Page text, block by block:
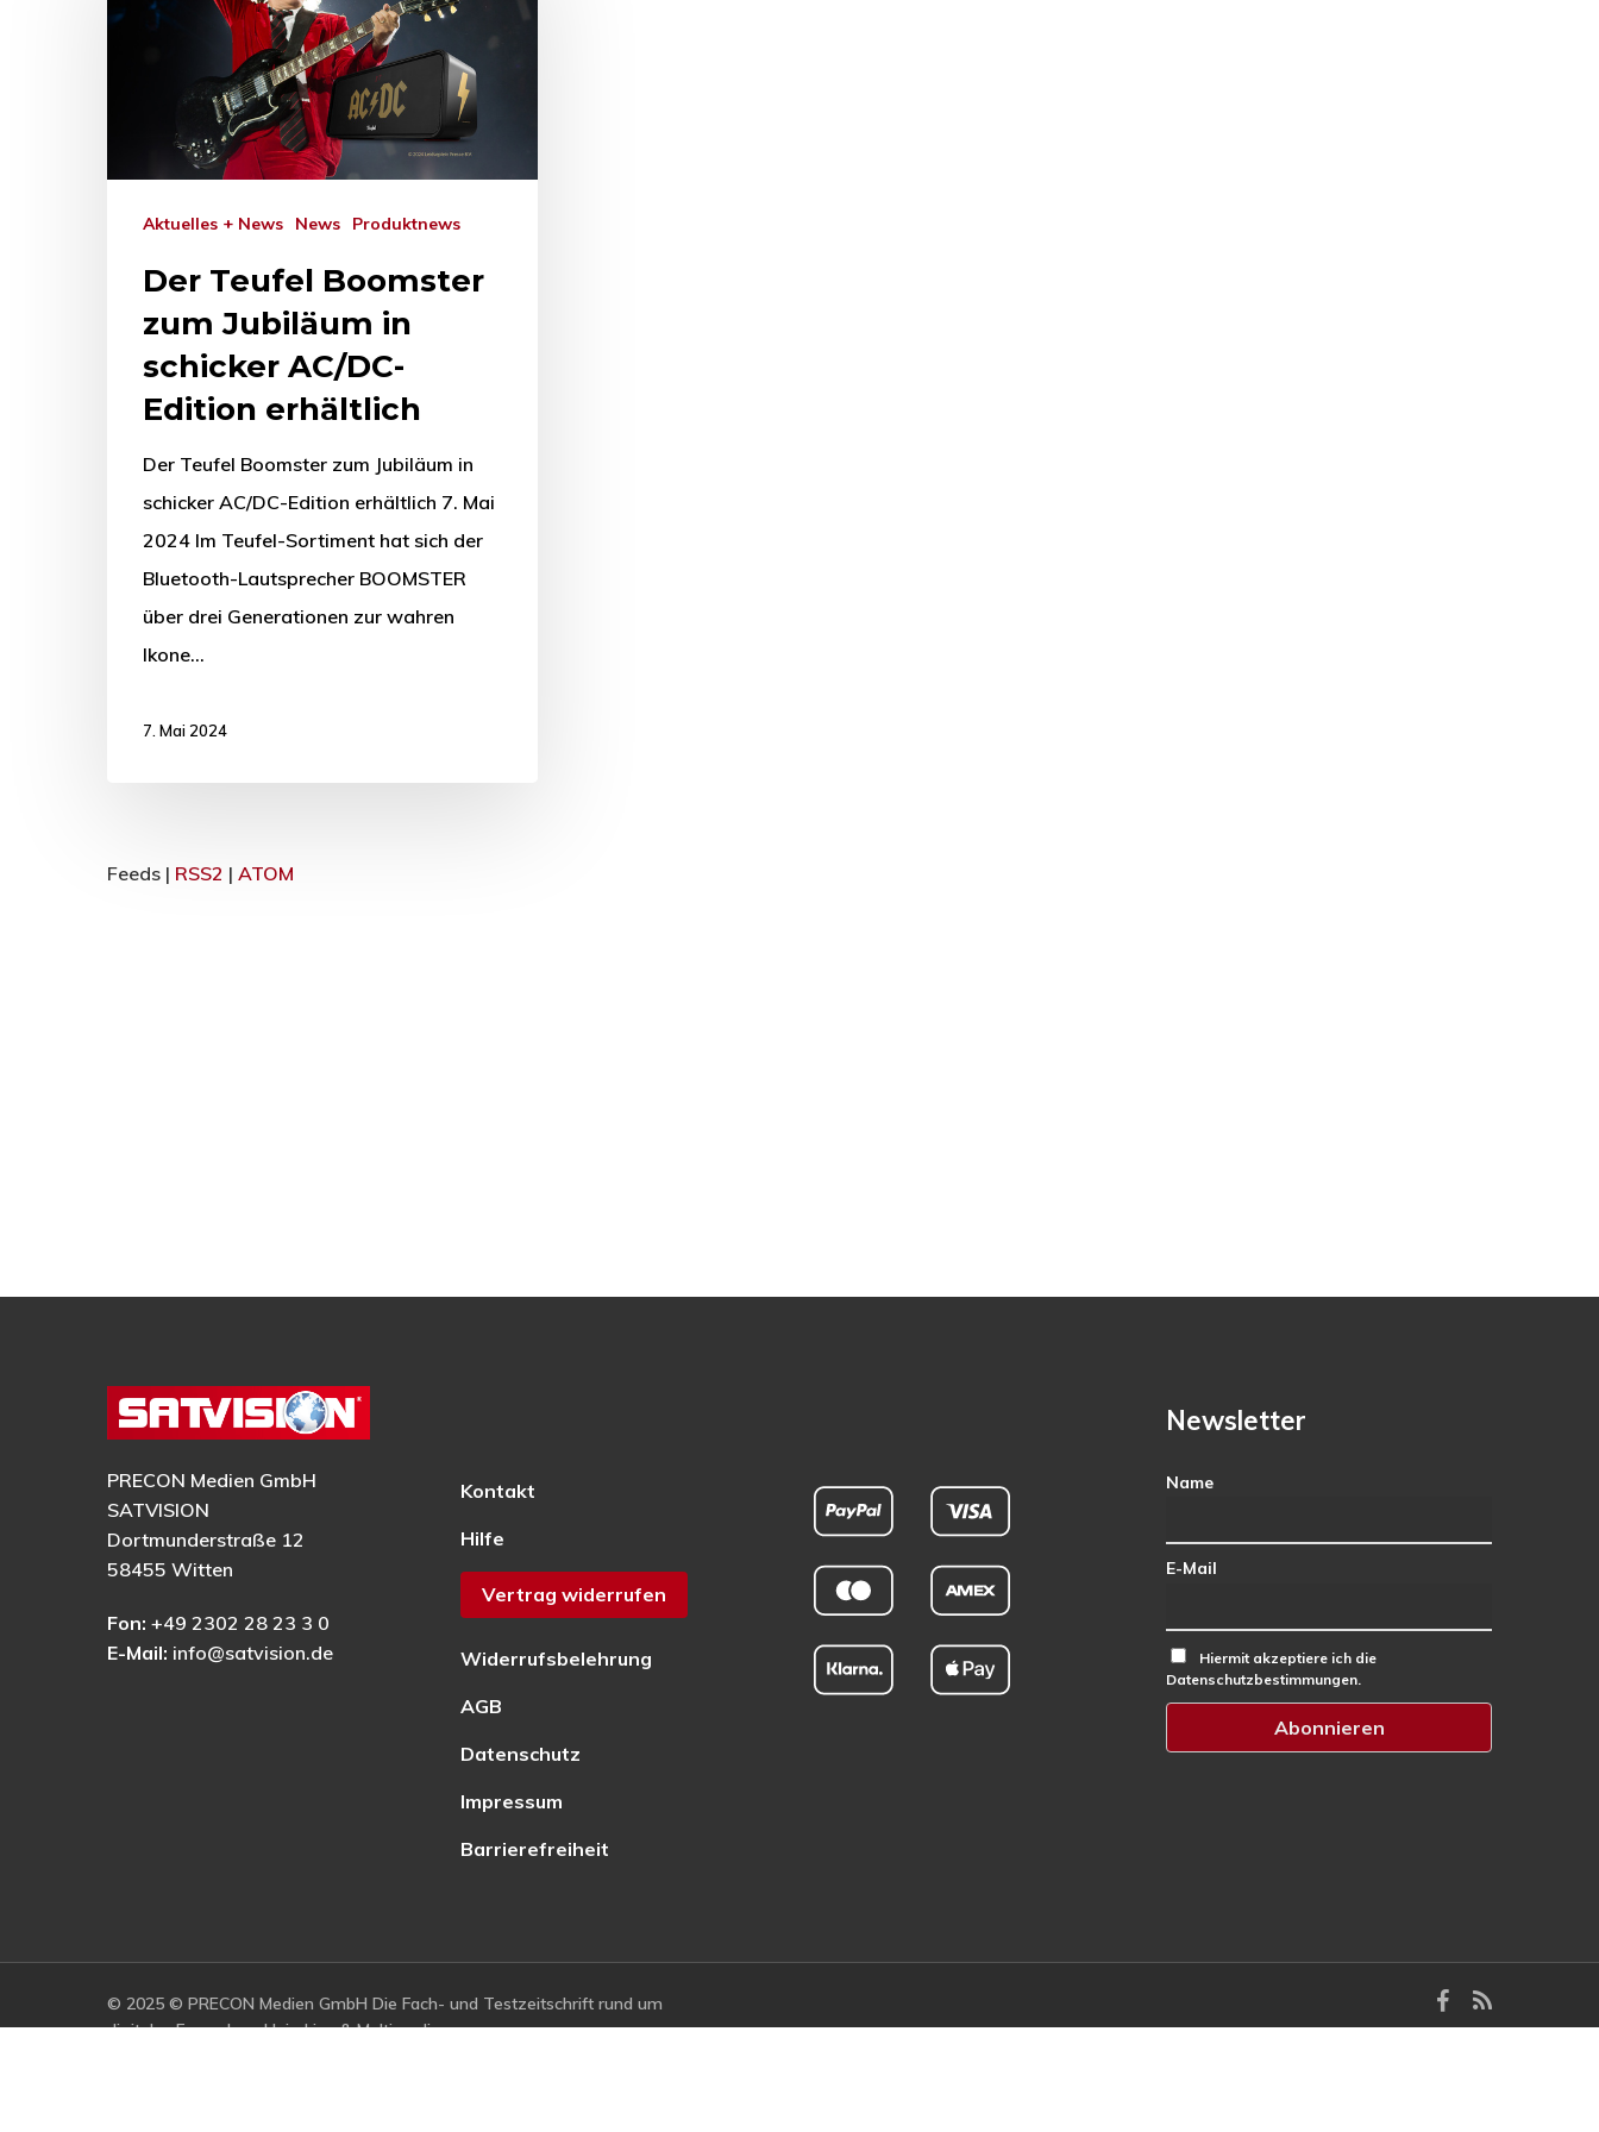
Aktuelles + News News Produktnews
Der Teufel Boomster
zum Jubiläum in
schicker AC/DC-
Edition erhältlich
Der Teufel Boomster zum Jubiläum in
schicker AC/DC-Edition erhältlich 7. Mai
2024 Im Teufel-Sortiment hat sich der
Bluetooth-Lautsprecher BOOMSTER
über drei Generationen zur wahren
Ikone…
7. Mai 2024
Feeds | RSS2 | ATOM
PRECON Medien GmbH
SATVISION
Dortmunderstraße 12
58455 Witten
Fon: +49 2302 28 23 3 0
E-Mail: info@satvision.de
Kontakt
Hilfe
Vertrag widerrufen
Widerrufsbelehrung
AGB
Datenschutz
Impressum
Barrierefreiheit
Newsletter
Name
E-Mail
Hiermit akzeptiere ich die
Datenschutzbestimmungen.
© 2025 © PRECON Medien GmbH Die Fach- und Testzeitschrift rund um
digitales Fernsehen, Heimkino & Multimedia.
facebook
RSS